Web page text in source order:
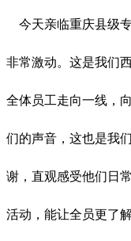
今天亲临重庆县级
非常激动。这是我们
全体员工走向一线，
们的声音，这也是我
谢，直观感受他们日
活动，能让全员更了